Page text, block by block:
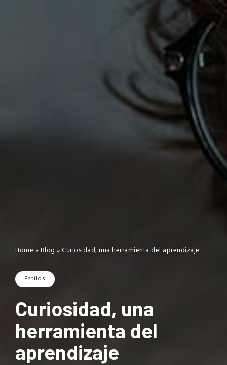
Home »Blog » Curiosidad, una herramienta del aprendizaje
Estilos
Curiosidad, una
herramienta del
aprendizaje